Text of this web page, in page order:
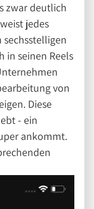
zwar deutlich
jedes
in seinen Reels
von
Diese
- ein
ankommt.